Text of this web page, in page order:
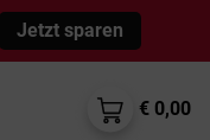
Jetzt sparen
€ 0,00